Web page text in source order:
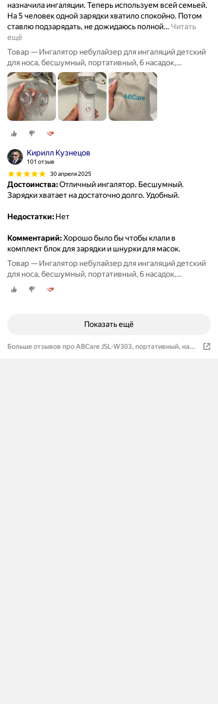
назначила ингаляции. Теперь используем всей семьей.
На 5 человек одной зарядки хватило спокойно. Потом
ставлю подзарядать, не дожидаюсь полной… Читать
ещё
Товар — Ингалятор небулайзер для ингаляций детский
для носа, бесшумный, портативный, 6 насадок,
аэрозольный, взрослый, белый
Кирилл Кузнецов
101 отзыв
30 апреля 2025
Достоинства:Отличный ингалятор. Бесшумный.
Зарядки хватает на достаточно долго. Удобный.
Недостатки: Нет
Комментарий:Хорошо было бы чтобы клали в
комплект блок для зарядки и шнурки для масок.
Товар — Ингалятор небулайзер для ингаляций детский
для носа, бесшумный, портативный, 6 насадок,
аэрозольный, взрослый, белый
Показать ещё
Больше отзывов про ABCare JSL-W303, портативный, на